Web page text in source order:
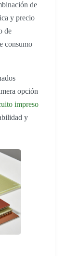
de
y precio
de
consumo
opción
impreso
y